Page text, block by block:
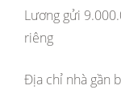
Lương gửi
riêng
Địa chỉ nhà gần